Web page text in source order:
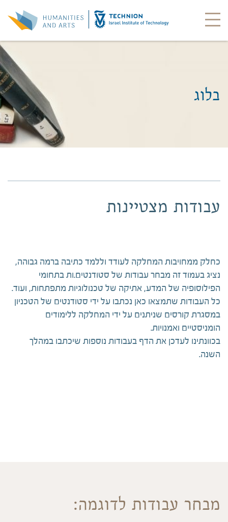
בלוג
עבודות מצטיינות
כחלק ממחויבות המחלקה לעודד וללמד כתיבה ברמה גבוהה,
נציג בעמוד זה מבחר עבודות של סטודנטים.ות בתחומי
הפילוסופיה של המדע, אתיקה של טכנולוגיות מתפתחות, ועוד.
כל העבודות שתמצאו כאן נכתבו על ידי סטודנטים של הטכניון
במסגרת קורסים שניתנים על ידי המחלקה ללימודים
הומניסטיים ואמנויות.
בכוונתינו לעדכן את הדף בעבודות נוספות שיכתבו במהלך
השנה.
מבחר עבודות לדוגמה: